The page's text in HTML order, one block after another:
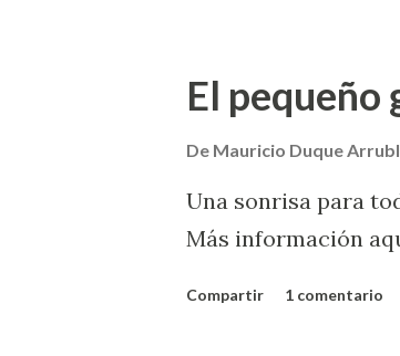
El pequeño
De Mauricio Duque
Una sonrisa para
Más información
Compartir 1 comentario